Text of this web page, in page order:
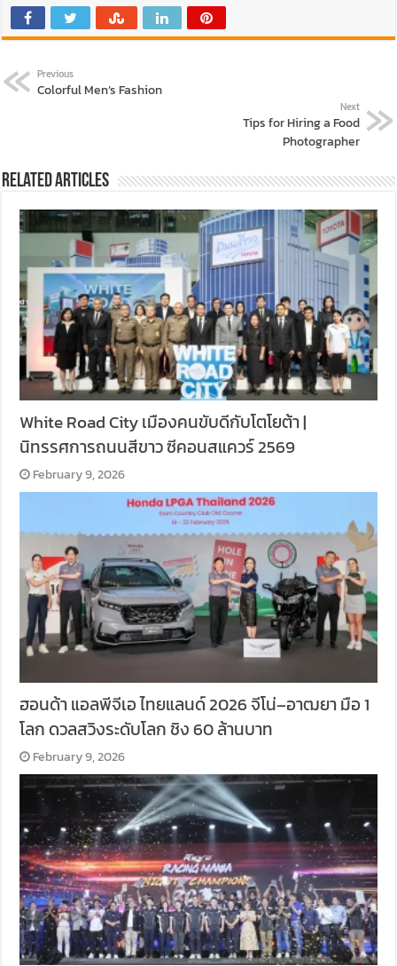
Previous
Colorful Men’s Fashion
Next
Tips for Hiring a Food
Photographer
Related Articles
White Road City เมืองคนขับดีกับโตโยต้า |
นิทรรศการถนนสีขาว ซีคอนสแควร์ 2569
February 9, 2026
ฮอนด้า แอลพีจีเอ ไทยแลนด์ 2026 จีโน่–อาฒยา มือ 1
โลก ดวลสวิงระดับโลก ชิง 60 ล้านบาท
February 9, 2026